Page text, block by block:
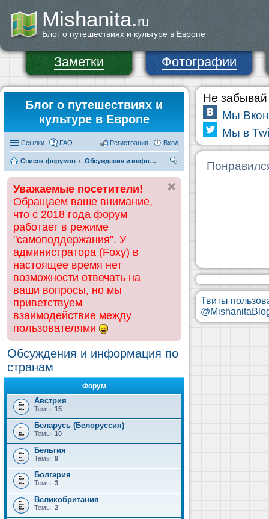
Mishanita.ru
Блог о путешествиях и культуре в Европе
Заметки Фотографии
Блог о путешествиях и
культуре в Европе
Ссылки FAQ Вход
Регистрация
Список форумов Обсуждения и информация по странам
ск
Уважаемые посетители!
Обращаем ваше внимание,
что с 2018 года форум
работает в режиме
"самоподдержания". У
администратора (Foxy) в
настоящее время нет
возможности отвечать на
ваши вопросы, но мы
приветствуем
взаимодействие между
пользователями
Обсуждения и информация по
странам
Форум
Австрия
Темы: 15
Беларусь (Белоруссия)
Темы: 10
Бельгия
Темы: 9
Болгария
Темы: 3
Великобритания
Темы: 2
Не забывай
Мы
Мы в
Твиты